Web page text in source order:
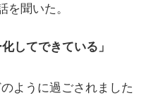
聞いた。
してできている」
うに過ごされました